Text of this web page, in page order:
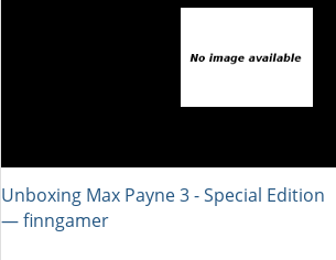
Unboxing Max Payne 3 - Special Edition
― finngamer